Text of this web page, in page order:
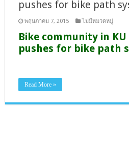
pushes for bike path
พฤษภาคม 7, 2015 ไม่มีหมวดหมู่
Bike community in KU
pushes for bike path
Read More »